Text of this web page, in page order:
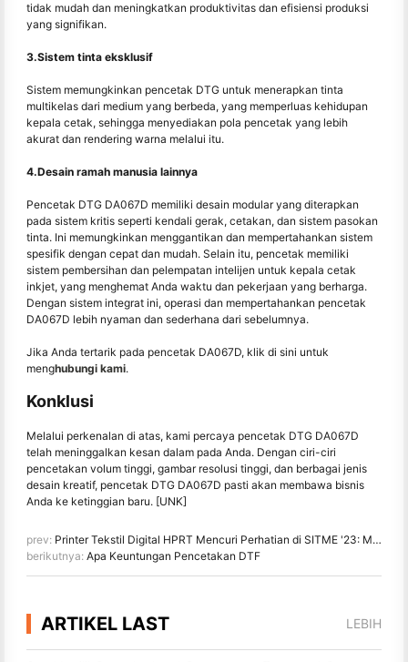
tidak mudah dan meningkatkan produktivitas dan efisiensi produksi
yang signifikan.
3.Sistem tinta eksklusif
Sistem memungkinkan pencetak DTG untuk menerapkan tinta
multikelas dari medium yang berbeda, yang memperluas kehidupan
kepala cetak, sehingga menyediakan pola pencetak yang lebih
akurat dan rendering warna melalui itu.
4.Desain ramah manusia lainnya
Pencetak DTG DA067D memiliki desain modular yang diterapkan
pada sistem kritis seperti kendali gerak, cetakan, dan sistem pasokan
tinta. Ini memungkinkan menggantikan dan mempertahankan sistem
spesifik dengan cepat dan mudah. Selain itu, pencetak memiliki
sistem pembersihan dan pelempatan intelijen untuk kepala cetak
inkjet, yang menghemat Anda waktu dan pekerjaan yang berharga.
Dengan sistem integrat ini, operasi dan mempertahankan pencetak
DA067D lebih nyaman dan sederhana dari sebelumnya.
Jika Anda tertarik pada pencetak DA067D, klik di sini untuk
menghubungi kami.
Konklusi
Melalui perkenalan di atas, kami percaya pencetak DTG DA067D
telah meninggalkan kesan dalam pada Anda. Dengan ciri-ciri
pencetakan volum tinggi, gambar resolusi tinggi, dan berbagai jenis
desain kreatif, pencetak DTG DA067D pasti akan membawa bisnis
Anda ke ketinggian baru. [UNK]
prev: Printer Tekstil Digital HPRT Mencuri Perhatian di SITME '23: Memperkenalkan DA182T Plus & DA188S
berikutnya: Apa Keuntungan Pencetakan DTF
ARTIKEL LAST LEBIH